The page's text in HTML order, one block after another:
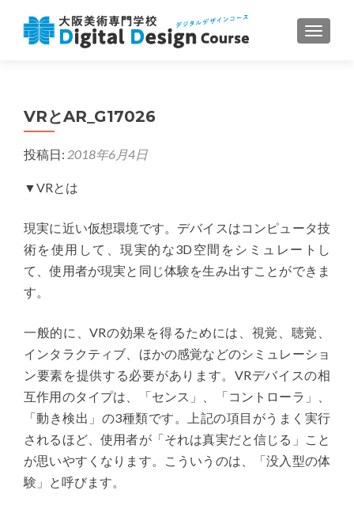
ナビゲ
VRとAR_G17026
投稿日: 2018年6月4日
▼VRとは
現実に近い仮想環境です。デバイスはコンピュータ技
術を使用して、現実的な3D空間をシミュレートし
て、使用者が現実と同じ体験を生み出すことができま
す。
一般的に、VRの効果を得るためには、視覚、聴覚、
インタラクティブ、ほかの感覚などのシミュレーショ
ン要素を提供する必要があります。VRデバイスの相
互作用のタイプは、「センス」、「コントローラ」、
「動き検出」の3種類です。上記の項目がうまく実行
されるほど、使用者が「それは真実だと信じる」こと
が思いやすくなります。こういうのは、「没入型の体
験」と呼びます。